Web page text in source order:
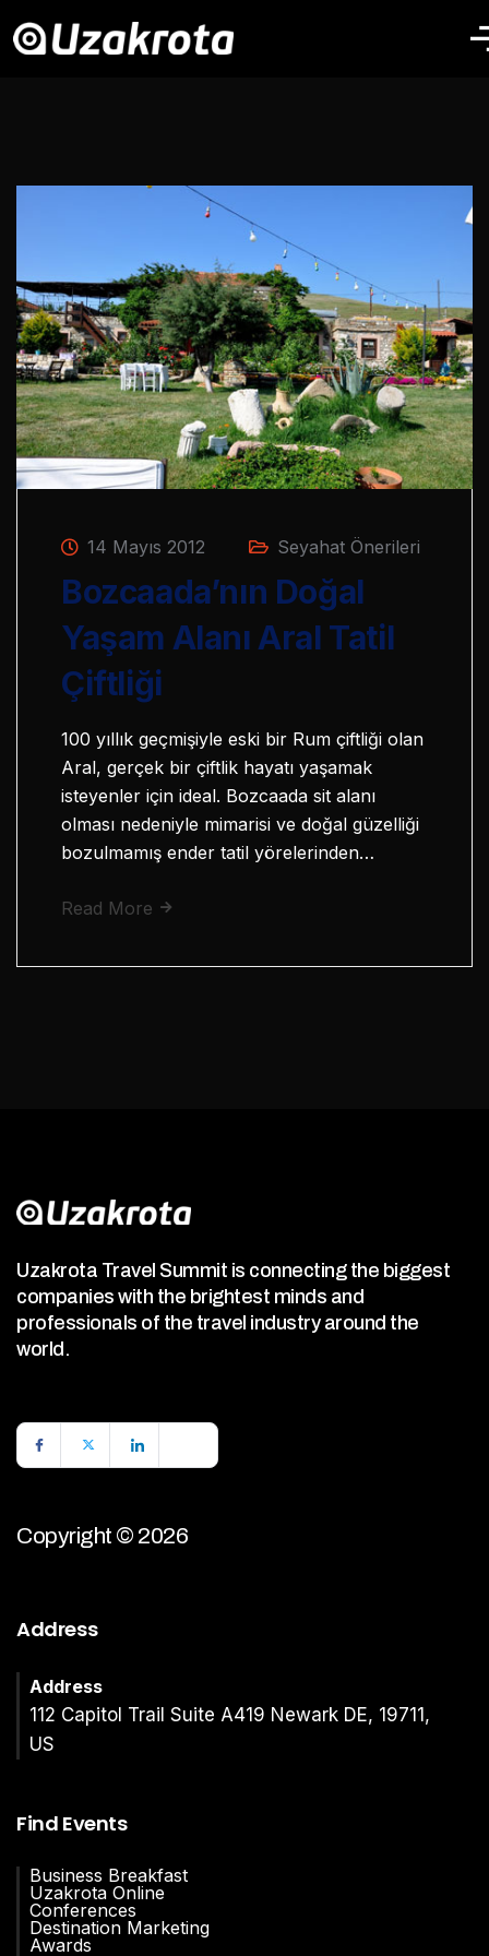
14 Mayıs 2012 Seyahat Önerileri
Bozcaada’nın Doğal
Yaşam Alanı Aral Tatil
Çiftliği
100 yıllık geçmişiyle eski bir Rum çiftliği olan
Aral, gerçek bir çiftlik hayatı yaşamak
isteyenler için ideal. Bozcaada sit alanı
olması nedeniyle mimarisi ve doğal güzelliği
bozulmamış ender tatil yörelerinden…
Read More
Uzakrota Travel Summit is connecting the biggest
companies with the brightest minds and
professionals of the travel industry around the
world.
Copyright © 2026
Address
Address
112 Capitol Trail Suite A419 Newark DE, 19711,
US
Find Events
Business Breakfast
Uzakrota Online
Conferences
Destination Marketing
Awards